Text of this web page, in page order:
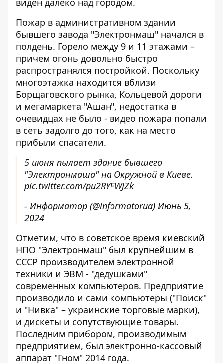
виден далеко над городом.
Пожар в административном здании
бывшего завода "Электронмаш" начался в
полдень. Горело между 9 и 11 этажами –
причем огонь довольно быстро
распространялся постройкой. Поскольку
многоэтажка находится вблизи
Борщаговского рынка, Кольцевой дороги
и мегамаркета "Ашан", недостатка в
очевидцах не было - видео пожара попали
в сеть задолго до того, как на место
прибыли спасатели.
5 июня пылает здание бывшего
"Электронмаша" на Окружной в Киеве.
pic.twitter.com/pu2RYFWJZk
- Информатор (@informatorua) Июнь 5,
2024
Отметим, что в советское время киевский
НПО "Электронмаш" был крупнейшим в
СССР производителем электронной
техники и ЭВМ - "дедушками"
современных компьютеров. Предприятие
производило и сами компьютеры ("Поиск"
и "Нивка" – украинские торговые марки),
и дискеты и сопутствующие товары.
Последним прибором, производимым
предприятием, был электронно-кассовый
аппарат "Гном" 2014 года.